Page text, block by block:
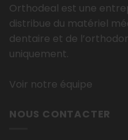
Orthodeal est une
distribue du matériel
dentaire et de
uniquement.
Voir notre équipe
NOUS CONTACTER